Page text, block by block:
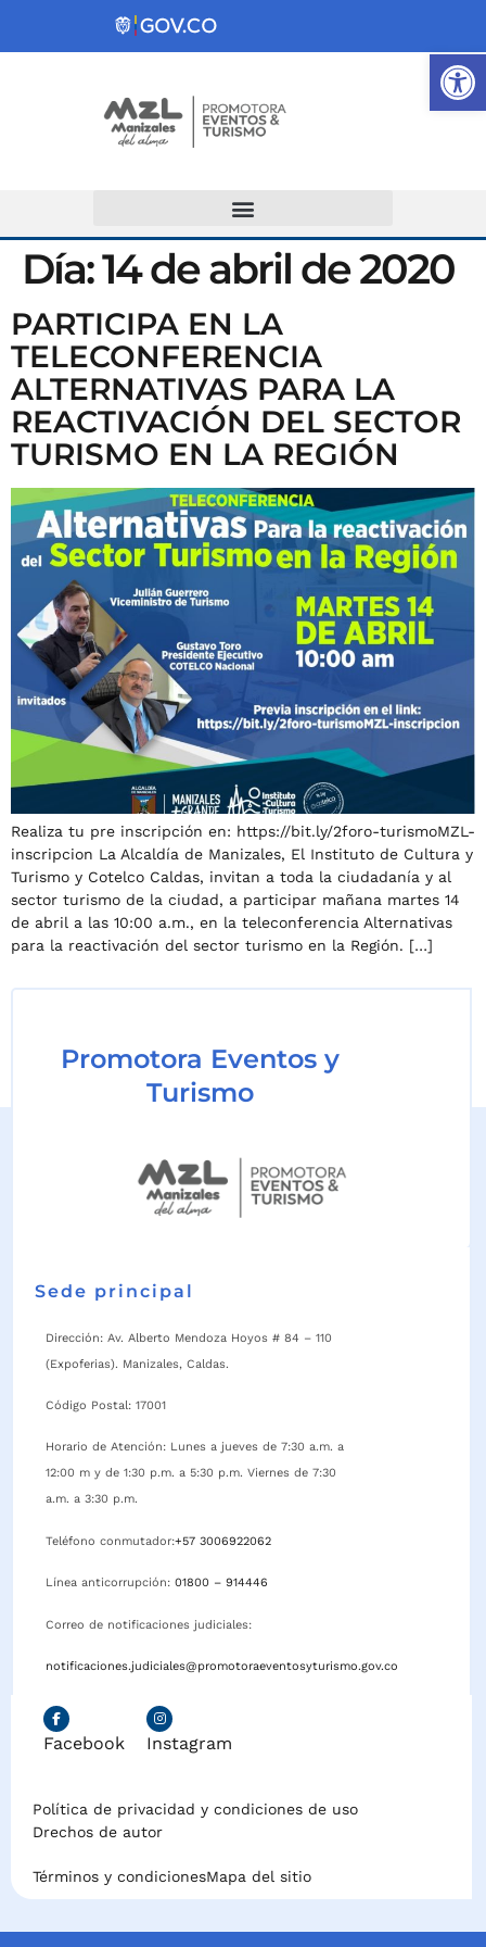
Día:14 de abril de 2020
PARTICIPA EN LA
TELECONFERENCIA
ALTERNATIVAS PARA LA
REACTIVACIÓN DEL SECTOR
TURISMO EN LA REGIÓN
Realiza tu pre inscripción en: https://bit.ly/2foro-turismoMZL-
inscripcion La Alcaldía de Manizales, El Instituto de Cultura y
Turismo y Cotelco Caldas, invitan a toda la ciudadanía y al
sector turismo de la ciudad, a participar mañana martes 14
de abril a las 10:00 a.m., en la teleconferencia Alternativas
para la reactivación del sector turismo en la Región. […]
Promotora Eventos y
Turismo
Sede principal
Dirección: Av. Alberto Mendoza Hoyos # 84 – 110
(Expoferias). Manizales, Caldas.
Código Postal: 17001
Horario de Atención: Lunes a jueves de 7:30 a.m. a
12:00 m y de 1:30 p.m. a 5:30 p.m. Viernes de 7:30
a.m. a 3:30 p.m.
Teléfono conmutador:+57 3006922062
Línea anticorrupción: 01800 – 914446
Correo de notificaciones judiciales:
notificaciones.judiciales@promotoraeventosyturismo.gov.co
Facebook Instagram
Política de privacidad y condiciones de uso
Drechos de autor
Términos y condicionesMapa del sitio